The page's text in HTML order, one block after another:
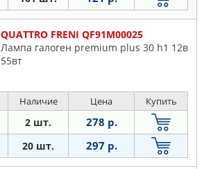
QUATTRO FRENI QF91M00025
Лампа галоген premium plus 30 h1 12в
55вт
Наличие Цена Купить
2 шт. 278 р.
20 шт. 297 р.